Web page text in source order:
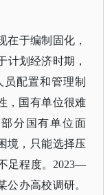
在于编制固化，
计划经济时期，
配置和管理制
，国有单位很难
分国有单位面
境，只能选择压
足程度。 2023—
公办高校调研。